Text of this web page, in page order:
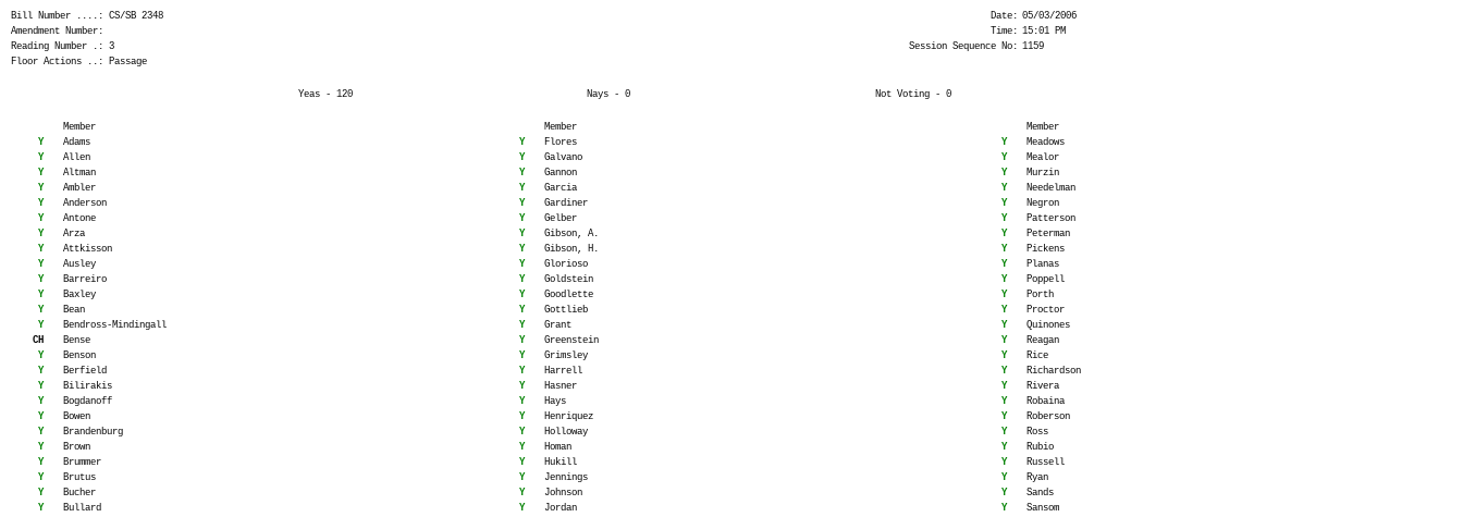
Bill Number ....: CS/SB 2348 Date: 05/03/2006
Amendment Number:
Time: 15:01 PM
Reading Number .: 3
Session Sequence No: 1159
Floor Actions ..: Passage
Yeas - 120 Nays - 0 Not Voting - 0
Member
Y
Adams
Y
Allen
Y
Altman
Y
Ambler
Y
Anderson
Y
Antone
Y
Arza
Y
Attkisson
Y
Ausley
Y
Barreiro
Y
Baxley
Y
Bean
Y
Bendross-Mindingall
CH
Bense
Y
Benson
Y
Berfield
Y
Bilirakis
Y
Bogdanoff
Y
Bowen
Y
Brandenburg
Y
Brown
Y
Brummer
Y
Brutus
Y
Bucher
Y
Bullard
Member
Y
Flores
Y
Galvano
Y
Gannon
Y
Garcia
Y
Gardiner
Y
Gelber
Y
Gibson, A.
Y
Gibson, H.
Y
Glorioso
Y
Goldstein
Y
Goodlette
Y
Gottlieb
Y
Grant
Y
Greenstein
Y
Grimsley
Y
Harrell
Y
Hasner
Y
Hays
Y
Henriquez
Y
Holloway
Y
Homan
Y
Hukill
Y
Jennings
Y
Johnson
Y
Jordan
Member
Y
Meadows
Y
Mealor
Y
Murzin
Y
Needelman
Y
Negron
Y
Patterson
Y
Peterman
Y
Pickens
Y
Planas
Y
Poppell
Y
Porth
Y
Proctor
Y
Quinones
Y
Reagan
Y
Rice
Y
Richardson
Y
Rivera
Y
Robaina
Y
Roberson
Y
Ross
Y
Rubio
Y
Russell
Y
Ryan
Y
Sands
Y
Sansom